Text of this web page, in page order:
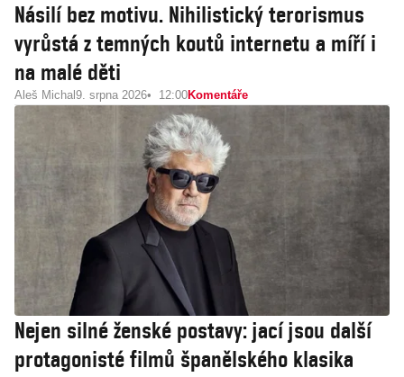
Násilí bez motivu. Nihilistický terorismus
vyrůstá z temných koutů internetu a míří i
na malé děti
Aleš Michal 9. srpna 2026 12:00Komentáře
Nejen silné ženské postavy: jací jsou další
protagonisté filmů španělského klasika